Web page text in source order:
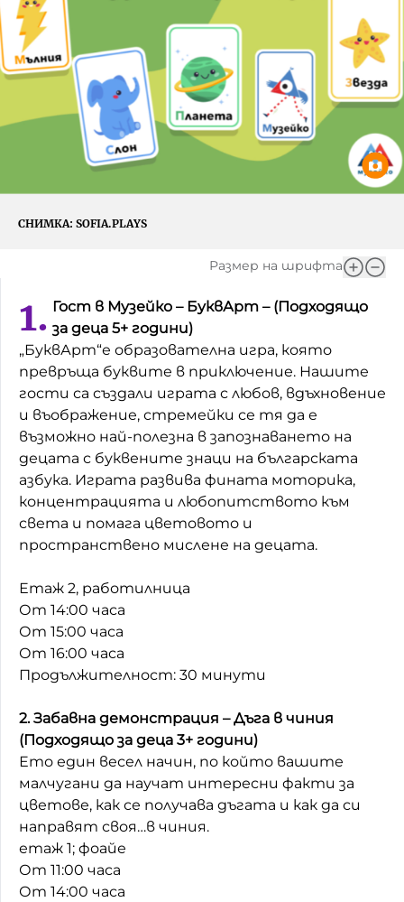
Фантазирай
Приказки
История на изкуството
Музикална кутийка
От соул до рокендрол
Златната ябълка
Непознатите думи
Като Айнщайн
Домашен любимец
Питаме Ви
До ре ми
Игри
Кои сме ние?
За вас, родители
БНР Новини
СНИМКА: SOFIA.PLAYS
Размер на шрифта
1. Гост в Музейко – БуквАрт – (Подходящо
за деца 5+ години)
„БуквАрт“е образователна игра, която
превръща буквите в приключение. Нашите
гости са създали играта с любов, вдъхновение
и въображение, стремейки се тя да е
възможно най-полезна в запознаването на
децата с буквените знаци на българската
азбука. Играта развива фината моторика,
концентрацията и любопитството към
света и помага цветовото и
пространствено мислене на децата.
Етаж 2, работилница
От 14:00 часа
От 15:00 часа
От 16:00 часа
Продължителност: 30 минути
2. Забавна демонстрация – Дъга в чиния
(Подходящо за деца 3+ години)
Ето един весел начин, по който вашите
малчугани да научат интересни факти за
цветове, как се получава дъгата и как да си
направят своя…в чиния.
етаж 1; фоайе
От 11:00 часа
От 14:00 часа